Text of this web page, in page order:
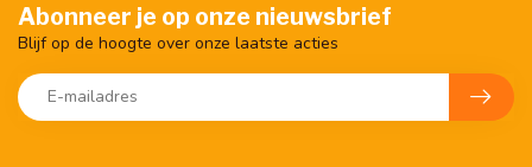
Abonneer je op onze nieuwsbrief
Blijf op de hoogte over onze laatste acties